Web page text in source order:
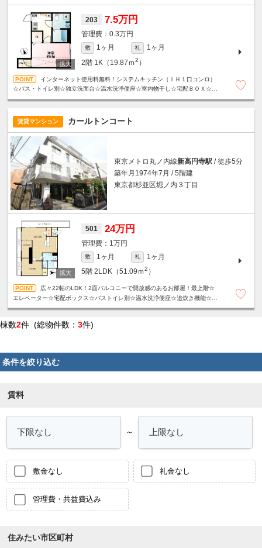
203 7.5万円
0.3万円
敷 1ヶ月 礼
1ヶ月
2階 1K（19.87ｍ2 ）
インターネット使用料無料！システムキッチン（ＩＨ１口コンロ）
☆バス・トイレ別☆独立洗面台☆温水洗浄便座☆室内物干し☆宅配ＢＯＸ☆コ
賃貸マンション カールトンコート
東京メトロ丸ノ内線新高円寺駅 / 徒歩5分
築年月1974年7月 / 5階建
東京都杉並区堀ノ内３丁目
501 24万円
1万円
敷 1ヶ月 礼
1ヶ月
5階 2LDK（51.09ｍ2 ）
広々22帖のLDK！2面バルコニーで開放感のあるお部屋！最上階☆
エレベーター☆宅配ボックス☆バストイレ別☆温水洗浄便座☆追炊き機能☆独
棟数2件 (総物件数： 3件)
条件を絞り込む
賃料
～
敷金なし 礼金なし
管理費・共益費込み
住みたい市区町村